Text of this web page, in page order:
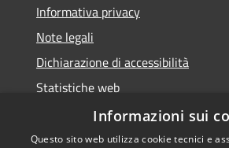
Informativa privacy
Note legali
Dichiarazione di accessibilità
Statistiche web
Informazioni sui
Questo sito web utilizza cookie tecnici e